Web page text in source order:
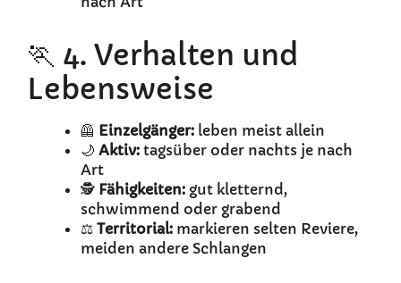
🏃 4. Verhalten und
Lebensweise
🦺 Einzelgänger: leben meist allein
🌙 Aktiv: tagsüber oder nachts je nach
Art
🕵️ Fähigkeiten: gut kletternd,
schwimmend oder grabend
⚖️ Territorial: markieren selten Reviere,
meiden andere Schlangen